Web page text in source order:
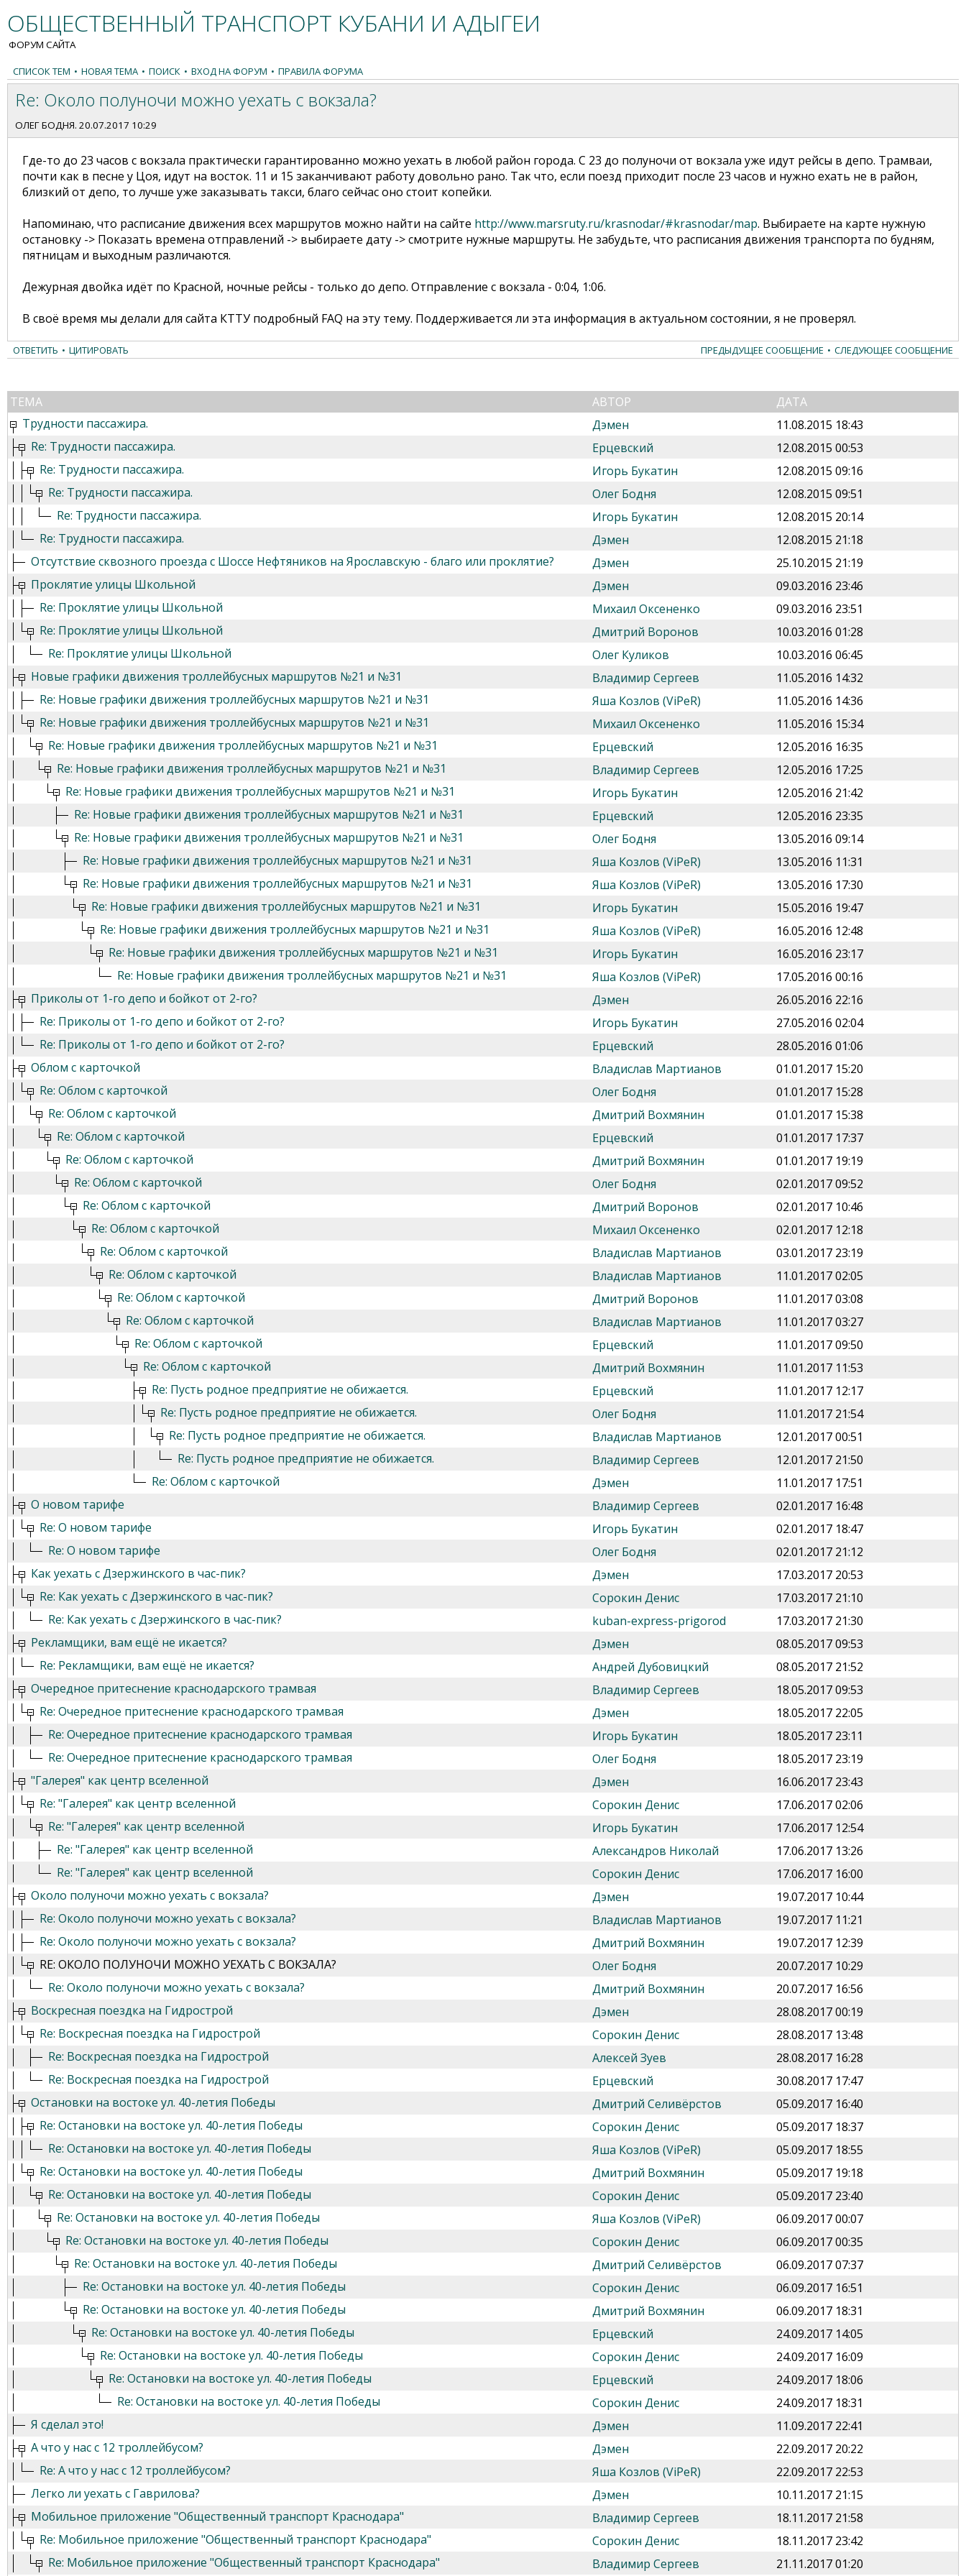
ОБЩЕСТВЕННЫЙ ТРАНСПОРТ КУБАНИ И АДЫГЕИ
ФОРУМ САЙТА
СПИСОК ТЕМ • НОВАЯ ТЕМА • ПОИСК • ВХОД НА ФОРУМ • ПРАВИЛА ФОРУМА
Re: Около полуночи можно уехать с вокзала?
ОЛЕГ БОДНЯ. 20.07.2017 10:29
Где-то до 23 часов с вокзала практически гарантированно можно уехать в любой район города. С 23 до полуночи от вокзала уже идут рейсы в депо. Трамваи,
почти как в песне у Цоя, идут на восток. 11 и 15 заканчивают работу довольно рано. Так что, если поезд приходит после 23 часов и нужно ехать не в район,
близкий от депо, то лучше уже заказывать такси, благо сейчас оно стоит копейки.
Напоминаю, что расписание движения всех маршрутов можно найти на сайте http://www.marsruty.ru/krasnodar/#krasnodar/map. Выбираете на карте нужную
остановку -> Показать времена отправлений -> выбираете дату -> смотрите нужные маршруты. Не забудьте, что расписания движения транспорта по будням,
пятницам и выходным различаются.
Дежурная двойка идёт по Красной, ночные рейсы - только до депо. Отправление с вокзала - 0:04, 1:06.
В своё время мы делали для сайта КТТУ подробный FAQ на эту тему. Поддерживается ли эта информация в актуальном состоянии, я не проверял.
ПРЕДЫДУЩЕЕ СООБЩЕНИЕ • СЛЕДУЮЩЕЕ СООБЩЕНИЕ
ОТВЕТИТЬ • ЦИТИРОВАТЬ
ТЕМА АВТОР
ДАТА
Трудности пассажира.
Дэмен
11.08.2015 18:43
Re: Трудности пассажира.
Ерцевский
12.08.2015 00:53
Re: Трудности пассажира.
Игорь Букатин
12.08.2015 09:16
Re: Трудности пассажира.
Олег Бодня
12.08.2015 09:51
Re: Трудности пассажира.
Игорь Букатин
12.08.2015 20:14
Re: Трудности пассажира.
Дэмен
12.08.2015 21:18
Отсутствие сквозного проезда с Шоссе Нефтяников на Ярославскую - благо или проклятие?
Дэмен
25.10.2015 21:19
Проклятие улицы Школьной
Дэмен
09.03.2016 23:46
Re: Проклятие улицы Школьной
Михаил Оксененко
09.03.2016 23:51
Re: Проклятие улицы Школьной
Дмитрий Воронов
10.03.2016 01:28
Re: Проклятие улицы Школьной
Олег Куликов
10.03.2016 06:45
Новые графики движения троллейбусных маршрутов №21 и №31
Владимир Сергеев
11.05.2016 14:32
Re: Новые графики движения троллейбусных маршрутов №21 и №31
Яша Козлов (ViPeR)
11.05.2016 14:36
Re: Новые графики движения троллейбусных маршрутов №21 и №31
Михаил Оксененко
11.05.2016 15:34
Re: Новые графики движения троллейбусных маршрутов №21 и №31
Ерцевский
12.05.2016 16:35
Re: Новые графики движения троллейбусных маршрутов №21 и №31
Владимир Сергеев
12.05.2016 17:25
Re: Новые графики движения троллейбусных маршрутов №21 и №31
Игорь Букатин
12.05.2016 21:42
Re: Новые графики движения троллейбусных маршрутов №21 и №31
Ерцевский
12.05.2016 23:35
Re: Новые графики движения троллейбусных маршрутов №21 и №31
Олег Бодня
13.05.2016 09:14
Re: Новые графики движения троллейбусных маршрутов №21 и №31
Яша Козлов (ViPeR)
13.05.2016 11:31
Re: Новые графики движения троллейбусных маршрутов №21 и №31
Яша Козлов (ViPeR)
13.05.2016 17:30
Re: Новые графики движения троллейбусных маршрутов №21 и №31
Игорь Букатин
15.05.2016 19:47
Re: Новые графики движения троллейбусных маршрутов №21 и №31
Яша Козлов (ViPeR)
16.05.2016 12:48
Re: Новые графики движения троллейбусных маршрутов №21 и №31
Игорь Букатин
16.05.2016 23:17
Re: Новые графики движения троллейбусных маршрутов №21 и №31
Яша Козлов (ViPeR)
17.05.2016 00:16
Приколы от 1-го депо и бойкот от 2-го?
Дэмен
26.05.2016 22:16
Re: Приколы от 1-го депо и бойкот от 2-го?
Игорь Букатин
27.05.2016 02:04
Re: Приколы от 1-го депо и бойкот от 2-го?
Ерцевский
28.05.2016 01:06
Облом с карточкой
Владислав Мартианов
01.01.2017 15:20
Re: Облом с карточкой
Олег Бодня
01.01.2017 15:28
Re: Облом с карточкой
Дмитрий Вохмянин
01.01.2017 15:38
Re: Облом с карточкой
Ерцевский
01.01.2017 17:37
Re: Облом с карточкой
Дмитрий Вохмянин
01.01.2017 19:19
Re: Облом с карточкой
Олег Бодня
02.01.2017 09:52
Re: Облом с карточкой
Дмитрий Воронов
02.01.2017 10:46
Re: Облом с карточкой
Михаил Оксененко
02.01.2017 12:18
Re: Облом с карточкой
Владислав Мартианов
03.01.2017 23:19
Re: Облом с карточкой
Владислав Мартианов
11.01.2017 02:05
Re: Облом с карточкой
Дмитрий Воронов
11.01.2017 03:08
Re: Облом с карточкой
Владислав Мартианов
11.01.2017 03:27
Re: Облом с карточкой
Ерцевский
11.01.2017 09:50
Re: Облом с карточкой
Дмитрий Вохмянин
11.01.2017 11:53
Re: Пусть родное предприятие не обижается.
Ерцевский
11.01.2017 12:17
Re: Пусть родное предприятие не обижается.
Олег Бодня
11.01.2017 21:54
Re: Пусть родное предприятие не обижается.
Владислав Мартианов
12.01.2017 00:51
Re: Пусть родное предприятие не обижается.
Владимир Сергеев
12.01.2017 21:50
Re: Облом с карточкой
Дэмен
11.01.2017 17:51
О новом тарифе
Владимир Сергеев
02.01.2017 16:48
Re: О новом тарифе
Игорь Букатин
02.01.2017 18:47
Re: О новом тарифе
Олег Бодня
02.01.2017 21:12
Как уехать с Дзержинского в час-пик?
Дэмен
17.03.2017 20:53
Re: Как уехать с Дзержинского в час-пик?
Сорокин Денис
17.03.2017 21:10
Re: Как уехать с Дзержинского в час-пик?
kuban-express-prigorod
17.03.2017 21:30
Рекламщики, вам ещё не икается?
Дэмен
08.05.2017 09:53
Re: Рекламщики, вам ещё не икается?
Андрей Дубовицкий
08.05.2017 21:52
Очередное притеснение краснодарского трамвая
Владимир Сергеев
18.05.2017 09:53
Re: Очередное притеснение краснодарского трамвая
Дэмен
18.05.2017 22:05
Re: Очередное притеснение краснодарского трамвая
Игорь Букатин
18.05.2017 23:11
Re: Очередное притеснение краснодарского трамвая
Олег Бодня
18.05.2017 23:19
"Галерея" как центр вселенной
Дэмен
16.06.2017 23:43
Re: "Галерея" как центр вселенной
Сорокин Денис
17.06.2017 02:06
Re: "Галерея" как центр вселенной
Игорь Букатин
17.06.2017 12:54
Re: "Галерея" как центр вселенной
Александров Николай
17.06.2017 13:26
Re: "Галерея" как центр вселенной
Сорокин Денис
17.06.2017 16:00
Около полуночи можно уехать с вокзала?
Дэмен
19.07.2017 10:44
Re: Около полуночи можно уехать с вокзала?
Владислав Мартианов
19.07.2017 11:21
Re: Около полуночи можно уехать с вокзала?
Дмитрий Вохмянин
19.07.2017 12:39
RE: ОКОЛО ПОЛУНОЧИ МОЖНО УЕХАТЬ С ВОКЗАЛА?
Олег Бодня
20.07.2017 10:29
Re: Около полуночи можно уехать с вокзала?
Дмитрий Вохмянин
20.07.2017 16:56
Воскресная поездка на Гидрострой
Дэмен
28.08.2017 00:19
Re: Воскресная поездка на Гидрострой
Сорокин Денис
28.08.2017 13:48
Re: Воскресная поездка на Гидрострой
Алексей Зуев
28.08.2017 16:28
Re: Воскресная поездка на Гидрострой
Ерцевский
30.08.2017 17:47
Остановки на востоке ул. 40-летия Победы
Дмитрий Селивёрстов
05.09.2017 16:40
Re: Остановки на востоке ул. 40-летия Победы
Сорокин Денис
05.09.2017 18:37
Re: Остановки на востоке ул. 40-летия Победы
Яша Козлов (ViPeR)
05.09.2017 18:55
Re: Остановки на востоке ул. 40-летия Победы
Дмитрий Вохмянин
05.09.2017 19:18
Re: Остановки на востоке ул. 40-летия Победы
Сорокин Денис
05.09.2017 23:40
Re: Остановки на востоке ул. 40-летия Победы
Яша Козлов (ViPeR)
06.09.2017 00:07
Re: Остановки на востоке ул. 40-летия Победы
Сорокин Денис
06.09.2017 00:35
Re: Остановки на востоке ул. 40-летия Победы
Дмитрий Селивёрстов
06.09.2017 07:37
Re: Остановки на востоке ул. 40-летия Победы
Сорокин Денис
06.09.2017 16:51
Re: Остановки на востоке ул. 40-летия Победы
Дмитрий Вохмянин
06.09.2017 18:31
Re: Остановки на востоке ул. 40-летия Победы
Ерцевский
24.09.2017 14:05
Re: Остановки на востоке ул. 40-летия Победы
Сорокин Денис
24.09.2017 16:09
Re: Остановки на востоке ул. 40-летия Победы
Ерцевский
24.09.2017 18:06
Re: Остановки на востоке ул. 40-летия Победы
Сорокин Денис
24.09.2017 18:31
Я сделал это!
Дэмен
11.09.2017 22:41
А что у нас с 12 троллейбусом?
Дэмен
22.09.2017 20:22
Re: А что у нас с 12 троллейбусом?
Яша Козлов (ViPeR)
22.09.2017 22:53
Легко ли уехать с Гаврилова?
Дэмен
10.11.2017 21:15
Мобильное приложение "Общественный транспорт Краснодара"
Владимир Сергеев
18.11.2017 21:58
Re: Мобильное приложение "Общественный транспорт Краснодара"
Сорокин Денис
18.11.2017 23:42
Re: Мобильное приложение "Общественный транспорт Краснодара"
Владимир Сергеев 21.11.2017 01:20